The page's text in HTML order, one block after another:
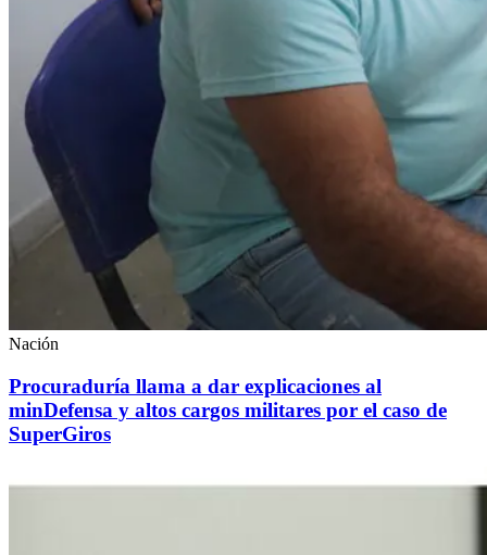
Nación
Procuraduría llama a dar explicaciones al
minDefensa y altos cargos militares por el caso de
SuperGiros